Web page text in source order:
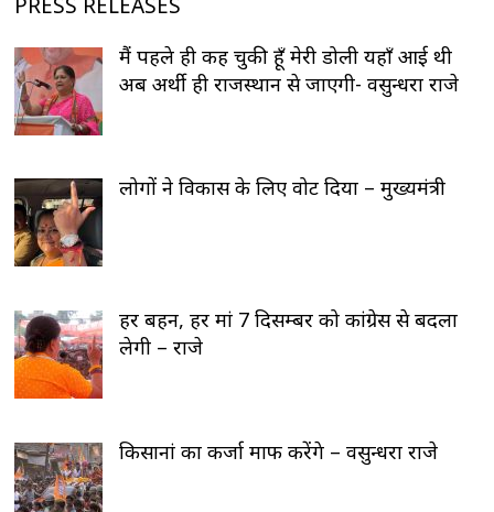
मैं पहले ही कह चुकी हूँ मेरी डोली यहाँ आई थी
अब अर्थी ही राजस्थान से जाएगी- वसुन्धरा राजे
लोगों ने विकास के लिए वोट दिया – मुख्यमंत्री
हर बहन, हर मां 7 दिसम्बर को कांग्रेस से बदला
लेगी – राजे
किसानां का कर्जा माफ करेंगे – वसुन्धरा राजे